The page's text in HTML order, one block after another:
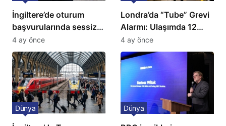
İngiltere’de oturum
başvurularında sessiz
kriz: Büyükelçilikten
açıklama!
4 ay önce
Londra’da “Tube” Grevi
Alarmı: Ulaşımda 12
Günlük Kaos Kapıda
4 ay önce
Dünya Dünya